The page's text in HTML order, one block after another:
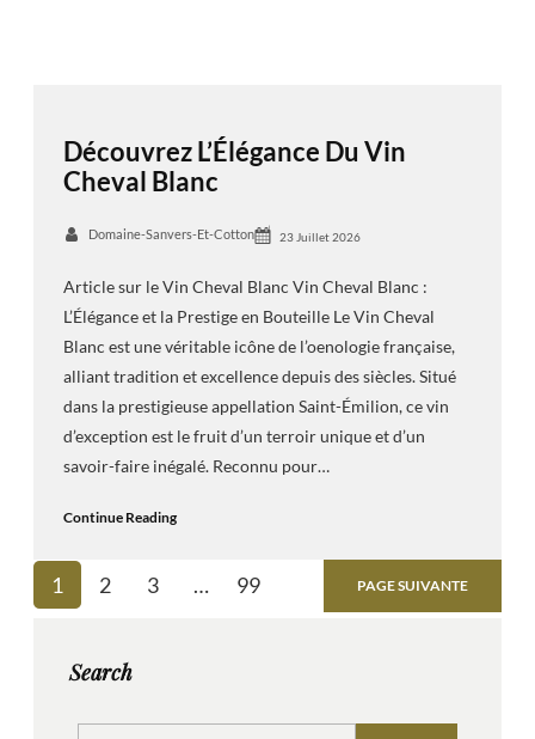
Découvrez L’Élégance Du Vin
Cheval Blanc
Domaine-Sanvers-Et-Cotton 23 Juillet 2026
Article sur le Vin Cheval Blanc Vin Cheval Blanc :
L’Élégance et la Prestige en Bouteille Le Vin Cheval
Blanc est une véritable icône de l’oenologie française,
alliant tradition et excellence depuis des siècles. Situé
dans la prestigieuse appellation Saint-Émilion, ce vin
d’exception est le fruit d’un terroir unique et d’un
savoir-faire inégalé. Reconnu pour…
Continue Reading
1 2 3 … 99 PAGE SUIVANTE
Search